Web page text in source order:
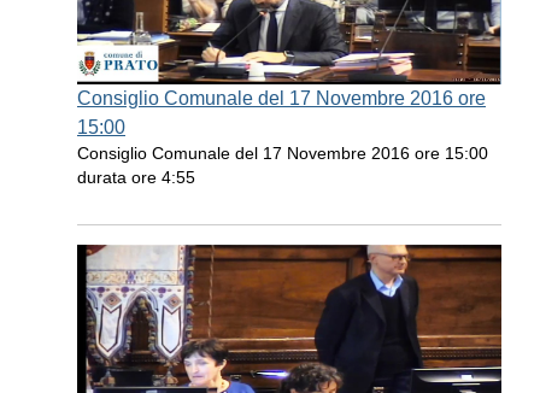
Consiglio Comunale del 17 Novembre 2016 ore
15:00
Consiglio Comunale del 17 Novembre 2016 ore 15:00
durata ore 4:55